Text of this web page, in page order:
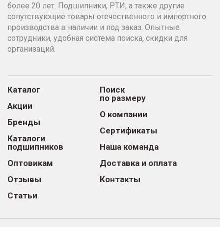
более 20 лет. Подшипники, РТИ, а также другие
сопутствующие товары отечественного и импортного
производства в наличии и под заказ. Опытные
сотрудники, удобная система поиска, скидки для
организаций.
Каталог
Акции
Бренды
Каталоги
подшипников
Оптовикам
Отзывы
Статьи
Поиск
по размеру
О компании
Сертификаты
Наша команда
Доставка и оплата
Контакты